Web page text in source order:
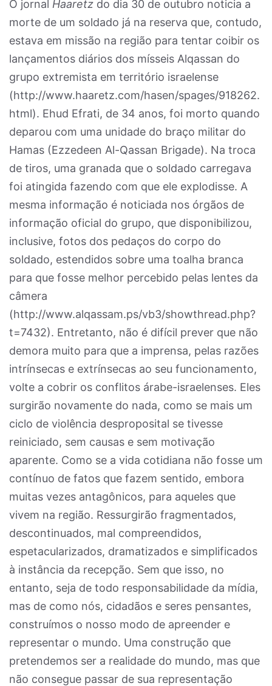
O jornal Haaretz do dia 30 de outubro noticia a
morte de um soldado já na reserva que, contudo,
estava em missão na região para tentar coibir os
lançamentos diários dos mísseis Alqassan do
grupo extremista em território israelense
(http://www.haaretz.com/hasen/spages/918262.
html). Ehud Efrati, de 34 anos, foi morto quando
deparou com uma unidade do braço militar do
Hamas (Ezzedeen Al-Qassan Brigade). Na troca
de tiros, uma granada que o soldado carregava
foi atingida fazendo com que ele explodisse. A
mesma informação é noticiada nos órgãos de
informação oficial do grupo, que disponibilizou,
inclusive, fotos dos pedaços do corpo do
soldado, estendidos sobre uma toalha branca
para que fosse melhor percebido pelas lentes da
câmera
(http://www.alqassam.ps/vb3/showthread.php?
t=7432). Entretanto, não é difícil prever que não
demora muito para que a imprensa, pelas razões
intrínsecas e extrínsecas ao seu funcionamento,
volte a cobrir os conflitos árabe-israelenses. Eles
surgirão novamente do nada, como se mais um
ciclo de violência desproposital se tivesse
reiniciado, sem causas e sem motivação
aparente. Como se a vida cotidiana não fosse um
contínuo de fatos que fazem sentido, embora
muitas vezes antagônicos, para aqueles que
vivem na região. Ressurgirão fragmentados,
descontinuados, mal compreendidos,
espetacularizados, dramatizados e simplificados
à instância da recepção. Sem que isso, no
entanto, seja de todo responsabilidade da mídia,
mas de como nós, cidadãos e seres pensantes,
construímos o nosso modo de apreender e
representar o mundo. Uma construção que
pretendemos ser a realidade do mundo, mas que
não consegue passar de sua representação